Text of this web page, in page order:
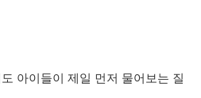
아이들이 제일 먼저 물어보는 질